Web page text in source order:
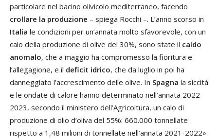
particolare nel bacino olivicolo mediterraneo, facendo
crollare la produzione – spiega Rocchi –. L’anno scorso in
Italia le condizioni per un’annata molto sfavorevole, con un
calo della produzione di olive del 30%, sono state il caldo
anomalo, che a maggio ha compromesso la fioritura e
l’allegagione, e il deficit idrico, che da luglio in poi ha
danneggiato l’accrescimento delle olive. In Spagna la siccità
e le ondate di calore hanno determinato nell’annata 2022-
2023, secondo il ministero dell’Agricoltura, un calo di
produzione di olio d’oliva del 55%: 660.000 tonnellate
rispetto a 1,48 milioni di tonnellate nell’annata 2021-2022».